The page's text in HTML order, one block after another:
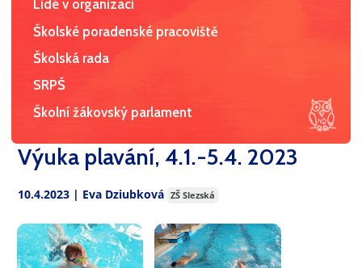
Lidé v organizaci
Školské poradenské pracoviště
Školská rada
SRPŠ
Školní žákovský parlament
Výuka plavání, 4.1.-5.4. 2023
10.4.2023 | Eva Dziubková ZŠ Slezská